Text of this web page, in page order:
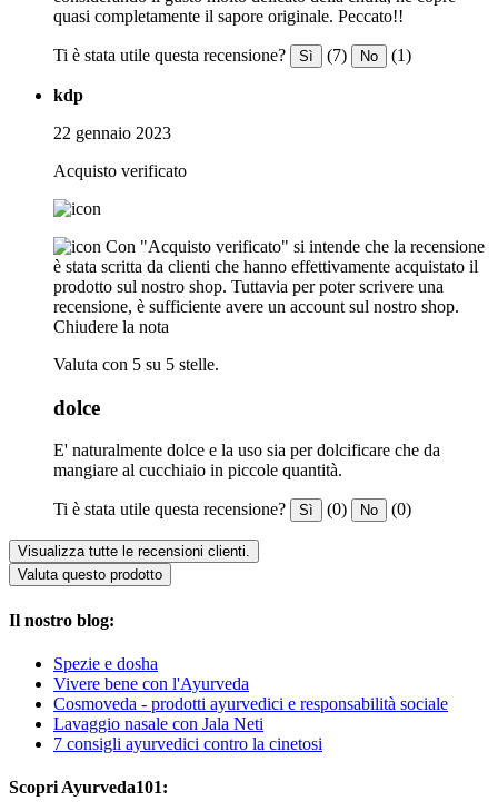
quasi completamente il sapore originale. Peccato!!
Ti è stata utile questa recensione? Sì (7) No (1)
kdp
22 gennaio 2023
Acquisto verificato
Con "Acquisto verificato" si intende che la recensione
è stata scritta da clienti che hanno effettivamente acquistato il
prodotto sul nostro shop. Tuttavia per poter scrivere una
recensione, è sufficiente avere un account sul nostro shop.
Chiudere la nota
Valuta con 5 su 5 stelle.
dolce
E' naturalmente dolce e la uso sia per dolcificare che da
mangiare al cucchiaio in piccole quantità.
Ti è stata utile questa recensione? Sì (0) No (0)
Visualizza tutte le recensioni clienti.
Valuta questo prodotto
Il nostro blog:
Spezie e dosha
Vivere bene con l'Ayurveda
Cosmoveda - prodotti ayurvedici e responsabilità sociale
Lavaggio nasale con Jala Neti
7 consigli ayurvedici contro la cinetosi
Scopri Ayurveda101: